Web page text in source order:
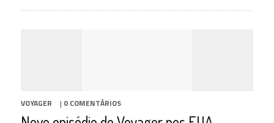
VOYAGER | 0 COMENTÁRIOS